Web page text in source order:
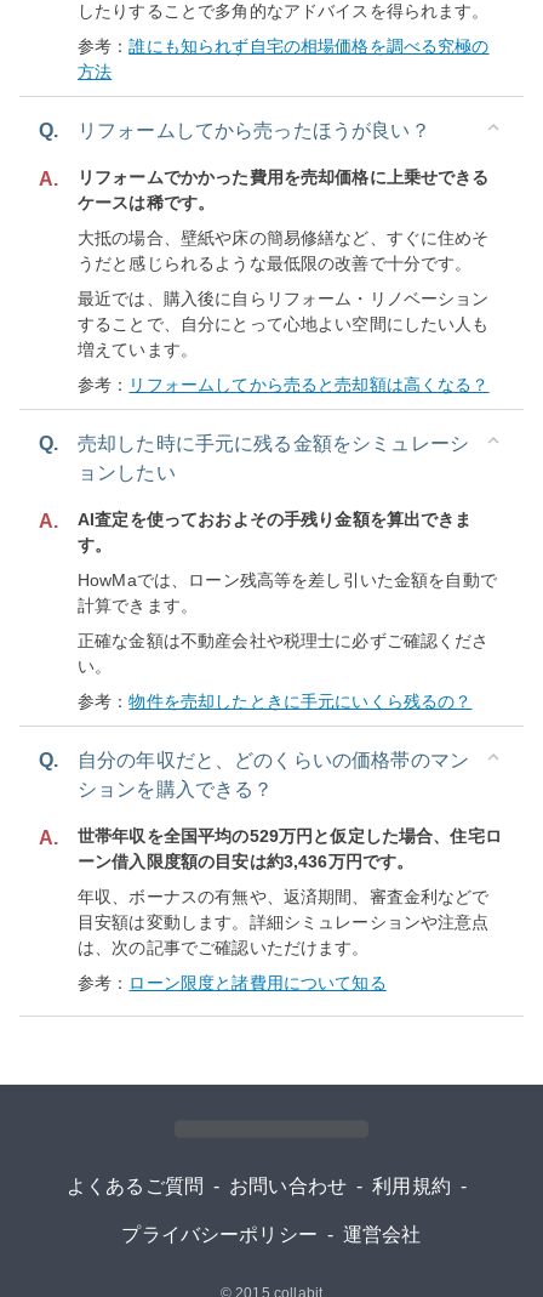
したりすることで多角的なアドバイスを得られます。
参考：誰にも知られず自宅の相場価格を調べる究極の
方法
Q. リフォームしてから売ったほうが良い？
A.
リフォームでかかった費用を売却価格に上乗せできる
ケースは稀です。
大抵の場合、壁紙や床の簡易修繕など、すぐに住めそ
うだと感じられるような最低限の改善で十分です。
最近では、購入後に自らリフォーム・リノベーション
することで、自分にとって心地よい空間にしたい人も
増えています。
参考： リフォームしてから売ると売却額は高くなる？
Q.
売却した時に手元に残る金額をシミュレーシ
ョンしたい
A.
AI査定を使っておおよその手残り金額を算出できま
す。
HowMaでは、ローン残高等を差し引いた金額を自動で
計算できます。
正確な金額は不動産会社や税理士に必ずご確認くださ
い。
参考：物件を売却したときに手元にいくら残るの？
Q.
自分の年収だと、どのくらいの価格帯のマン
ションを購入できる？
A.
世帯年収を全国平均の529万円と仮定した場合、住宅ロ
ーン借入限度額の目安は約3,436万円です。
年収、ボーナスの有無や、返済期間、審査金利などで
目安額は変動します。詳細シミュレーションや注意点
は、次の記事でご確認いただけます。
参考： ローン限度と諸費用について知る
よくあるご質問 - お問い合わせ - 利用規約 -
プライバシーポリシー - 運営会社
© 2015 collabit